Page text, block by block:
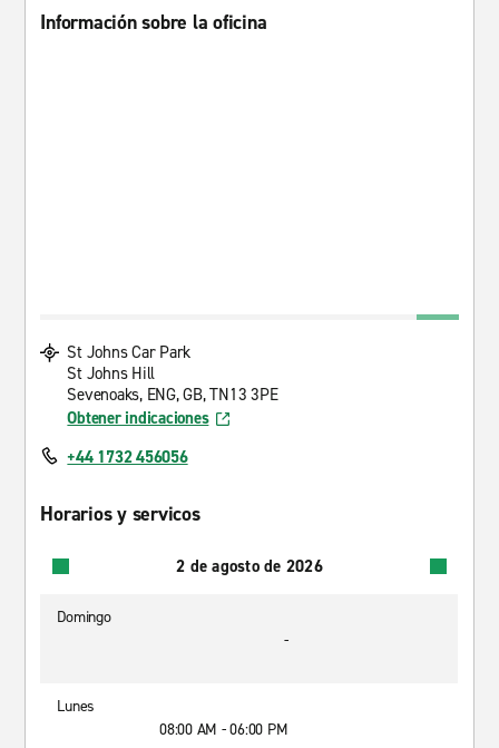
Información sobre la oficina
St Johns Car Park
St Johns Hill
Sevenoaks, ENG, GB, TN13 3PE
Obtener indicaciones
+44 1732 456056
Horarios y servicos
2 de agosto de 2026
Domingo
-
Lunes
08:00 AM - 06:00 PM